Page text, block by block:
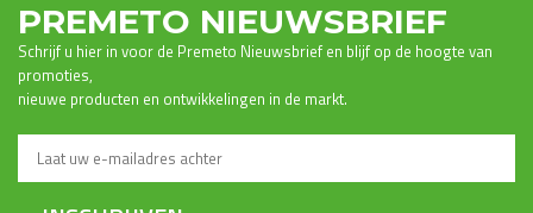
PREMETO NIEUWSBRIEF
Schrijf u hier in voor de Premeto Nieuwsbrief en blijf op de hoogte van
promoties,
nieuwe producten en ontwikkelingen in de markt.